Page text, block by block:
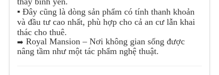
▪️Đây cũng là dòng sản phẩm có tính thanh khoản
và đầu tư cao nhất, phù hợp cho cả an cư lẫn khai
thác cho thuê.
➡️ Royal Mansion – Nơi không gian sống được
nâng tầm như một tác phẩm nghệ thuật.